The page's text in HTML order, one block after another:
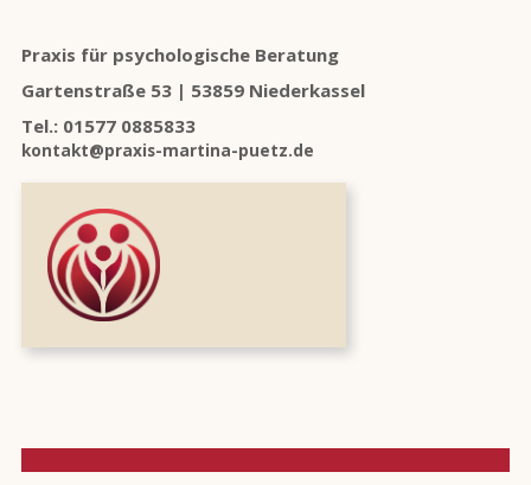
Praxis für psychologische Beratung
Gartenstraße 53 | 53859 Niederkassel
Tel.: 01577 0885833
ed.zteup-anitram-sixarp
@tkatnok